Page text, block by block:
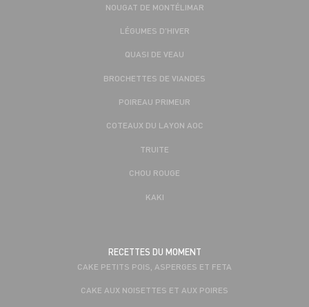
NOUGAT DE MONTÉLIMAR
LÉGUMES D'HIVER
QUASI DE VEAU
BROCHETTES DE VIANDES
POIREAU PRIMEUR
COTEAUX DU LAYON AOC
TRUITE
CHOU ROUGE
KAKI
RECETTES DU MOMENT
CAKE PETITS POIS, ASPERGES ET FETA
CAKE AUX NOISETTES ET AUX POIRES